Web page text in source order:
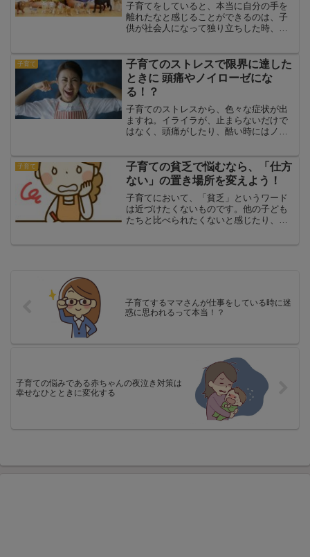
子育てをしていると、本当に自分の手を
離れたなと感じることができるのは、子
供が社会人になって独り立ちした時、そ
ど、その時々に大変なことが何かしらあ
るものです。ちなみに、子...
子育て
子育てのストレスで限界に達した
ときに 頭痛やノイローゼにな
る！？
子育てのストレスから、色々な症状が出
ますね。イライラが、止まらないだけで
はなく、頭痛がしたり、酷い時にはノイ
症状が少しでも軽くなる為にはどのよう
な方法があるのか、あなた...
子育て
子育ての貧乏で悩むなら、「仕方
ない」の置き場所を変えよう！
子育てにおいて、「貧乏」というワード
は近づけたくないものです。他の子ども
たちと比べられたくないと感じたり、
子育てするママさんが仕事をしている時に迷
惑に思われるって本当！？
子育ての悩みである赤ちゃんの夜泣き対策は
幸せなひとときに変化する